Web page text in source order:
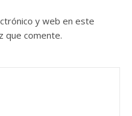
y web en este
que comente.